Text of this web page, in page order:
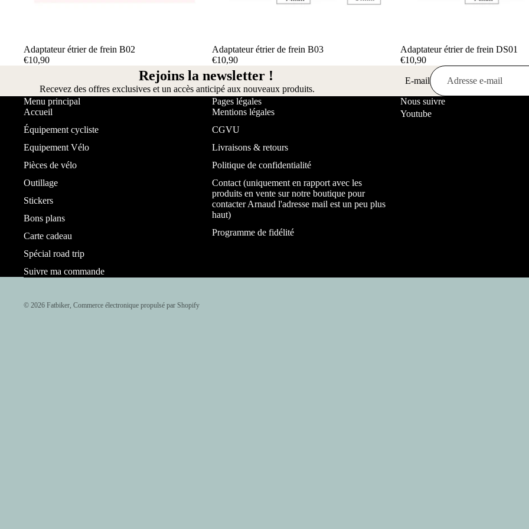
Adaptateur étrier de frein B02
€10,90
Adaptateur étrier de frein B03
€10,90
Adaptateur étrier de frein DS01
€10,90
Rejoins la newsletter !
Recevez des offres exclusives et un accès anticipé aux nouveaux produits.
E-mail
Menu principal
Accueil
Équipement cycliste
Equipement Vélo
Pièces de vélo
Outillage
Stickers
Bons plans
Carte cadeau
Spécial road trip
Suivre ma commande
Pages légales
Mentions légales
CGVU
Livraisons & retours
Politique de confidentialité
Contact (uniquement en rapport avec les
produits en vente sur notre boutique pour
contacter Arnaud l'adresse mail est un peu plus
haut)
Programme de fidélité
Nous suivre
Youtube
© 2026 Fatbiker Commerce électronique propulsé par Shopify